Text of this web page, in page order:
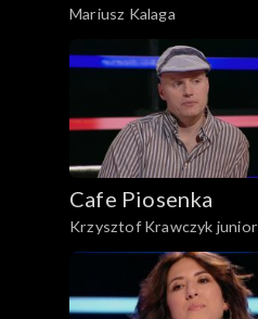
Mariusz Kalaga
Cafe Piosenka
Krzysztof Krawczyk junior